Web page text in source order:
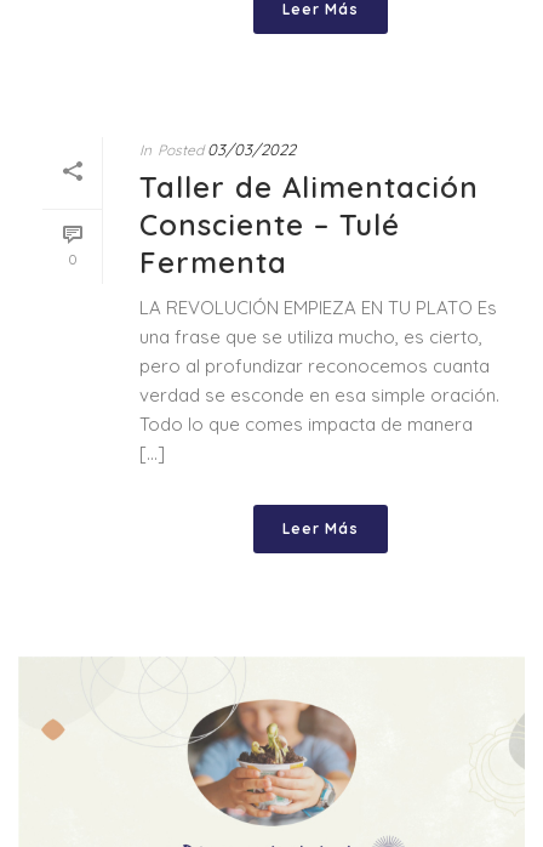
Leer Más
0
In Posted 03/03/2022
Taller de Alimentación
Consciente – Tulé
Fermenta
LA REVOLUCIÓN EMPIEZA EN TU PLATO Es
una frase que se utiliza mucho, es cierto,
pero al profundizar reconocemos cuanta
verdad se esconde en esa simple oración.
Todo lo que comes impacta de manera
[...]
Leer Más